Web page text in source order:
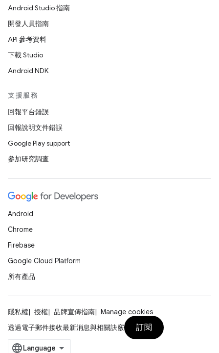
Android Studio 指南
開發人員指南
API 參考資料
下載 Studio
Android NDK
支援服務
回報平台錯誤
回報說明文件錯誤
Google Play support
參加研究調查
Android
Chrome
Firebase
Google Cloud Platform
所有產品
隱私權 授權 品牌宣傳指南
Manage cookies
透過電子郵件接收最新消息與相關訣竅
訂閱